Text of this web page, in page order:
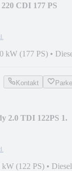
CDI 177 PS
kW (177 PS) •
Kontakt
2.0 TDI 122PS 1.
kW (122 PS) • Diesel